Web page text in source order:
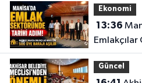
Ekonomi
13:36
Emlakçılar
aşıldı
Güncel